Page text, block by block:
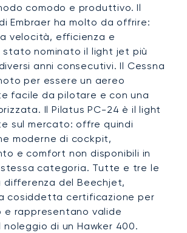
comodo e produttivo. Il
di Embraer ha molto da offrire:
velocità, efficienza e
stato nominato il light jet più
anni consecutivi. Il Cessna
per essere un aereo
facile da pilotare e con una
Il Pilatus PC-24 è il light
sul mercato: offre quindi
moderne di cockpit,
e comfort non disponibili in
categoria. Tutte e tre le
differenza del Beechjet,
cosiddetta certificazione per
e rappresentano valide
di un Hawker 400.